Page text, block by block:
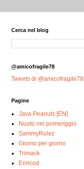
Cerca nel blog
@amicofragile78
Tweets di @amicofragile78
Pagine
Java Peanuts [EN]
Nuoto nel pomeriggio
SammyRulez
Giorno per giorno
Trimack
Enricod